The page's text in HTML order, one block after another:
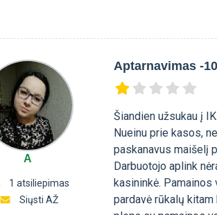
A
1 atsiliepimas
Siųsti AŽ
Aptarnavimas -
Šiandien užsukau į
Nueinu prie kasos,
paskanavus maišelį
Darbuotojo aplink
kasininkė. Pamainos
pardavė rūkalų